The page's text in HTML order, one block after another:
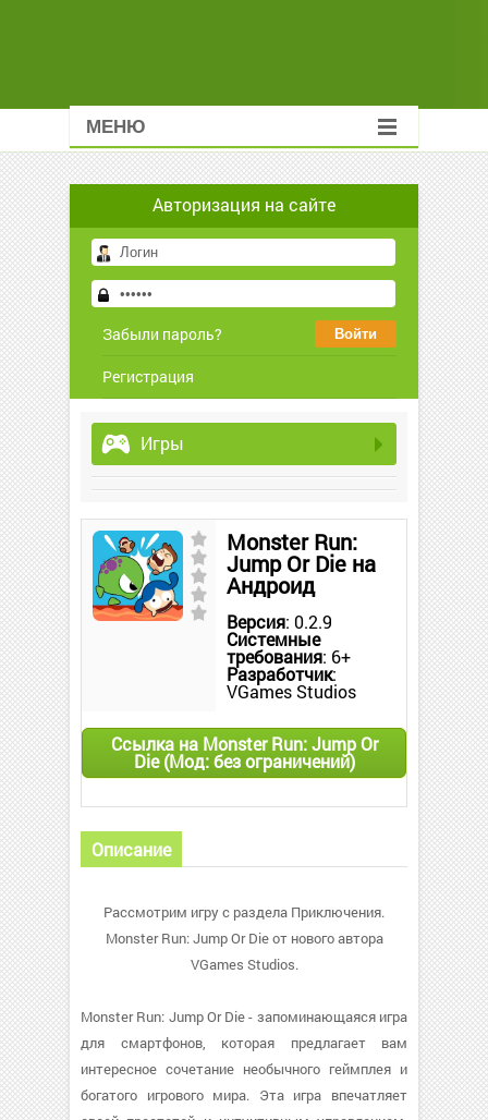
МЕНЮ
Авторизация на сайте
Забыли пароль?
Регистрация
Игры
Monster Run:
Jump Or Die на
Андроид
Версия: 0.2.9
Системные
требования: 6+
Разработчик:
VGames Studios
Ссылка на Monster Run: Jump Or
Die (Мод: без ограничений)
Описание
Рассмотрим игру с раздела Приключения.
Monster Run: Jump Or Die от нового автора
VGames Studios.
Monster Run: Jump Or Die - запоминающаяся игра
для смартфонов, которая предлагает вам
интересное сочетание необычного геймплея и
богатого игрового мира. Эта игра впечатляет